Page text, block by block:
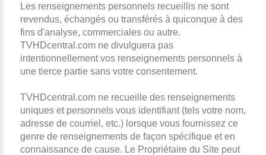
Les renseignements personnels recueillis ne sont
revendus, échangés ou transférés à quiconque à des
fins d'analyse, commerciales ou autre.
TVHDcentral.com ne divulguera pas
intentionnellement vos renseignements personnels à
une tierce partie sans votre consentement.
TVHDcentral.com ne recueille des renseignements
uniques et personnels vous identifiant (tels votre nom,
adresse de courriel, etc.) lorsque vous fournissez ce
genre de renseignements de façon spécifique et en
connaissance de cause. Le Propriétaire du Site peut